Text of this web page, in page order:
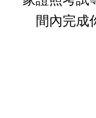
家證照考試
間內完成